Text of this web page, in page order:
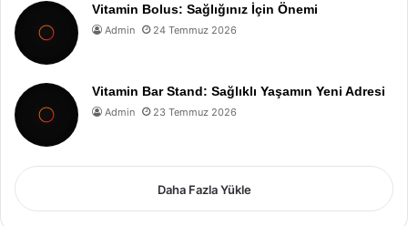
Vitamin Bolus: Sağlığınız İçin Önemi
Admin 24 Temmuz 2026
Vitamin Bar Stand: Sağlıklı Yaşamın Yeni Adresi
Admin 23 Temmuz 2026
Daha Fazla Yükle